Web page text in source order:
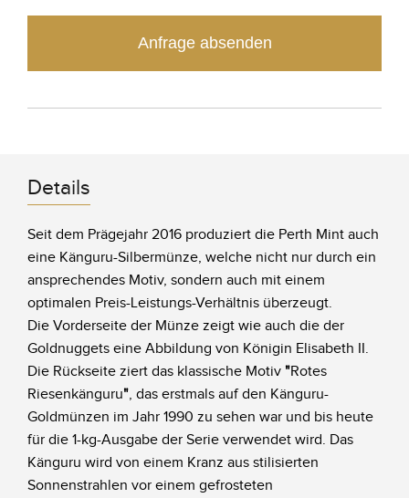
Anfrage absenden
Details
Seit dem Prägejahr 2016 produziert die Perth Mint auch
eine Känguru-Silbermünze, welche nicht nur durch ein
ansprechendes Motiv, sondern auch mit einem
optimalen Preis-Leistungs-Verhältnis überzeugt.
Die Vorderseite der Münze zeigt wie auch die der
Goldnuggets eine Abbildung von Königin Elisabeth II.
Die Rückseite ziert das klassische Motiv "Rotes
Riesenkänguru", das erstmals auf den Känguru-
Goldmünzen im Jahr 1990 zu sehen war und bis heute
für die 1-kg-Ausgabe der Serie verwendet wird. Das
Känguru wird von einem Kranz aus stilisierten
Sonnenstrahlen vor einem gefrosteten